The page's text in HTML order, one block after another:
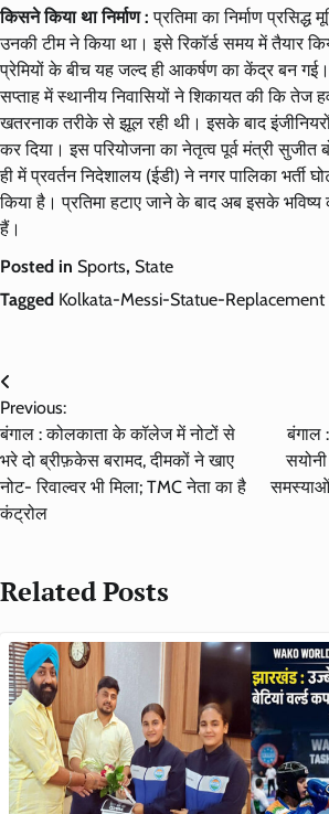
किसने किया था निर्माण : प्रतिमा का निर्माण प्रसिद्ध
उनकी टीम ने किया था। इसे रिकॉर्ड समय में तैयार
प्रेमियों के बीच यह जल्द ही आकर्षण का केंद्र बन
सप्ताह में स्थानीय निवासियों ने शिकायत की कि तेज
खतरनाक तरीके से झूल रही थी। इसके बाद
कर दिया। इस परियोजना का नेतृत्व पूर्व मंत्री सुजीत
ही में प्रवर्तन निदेशालय (ईडी) ने नगर पालिका भर्ती
किया है। प्रतिमा हटाए जाने के बाद अब इसके भविष्य
हैं।
Posted in Sports, State
Tagged Kolkata-Messi-Statue-Replacement
Post
navigation
Previous:
बंगाल : कोलकाता के कॉलेज में नोटों से
भरे दो ब्रीफ़केस बरामद, दीमकों ने खाए
नोट- रिवाल्वर भी मिला; TMC नेता का है
कंट्रोल
बंगाल
Related Posts